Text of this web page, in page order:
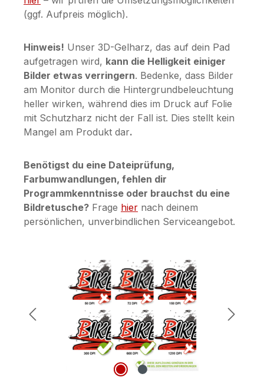
(ggf. Aufpreis möglich).
Hinweis! Unser 3D-Gelharz, das auf dein Pad
aufgetragen wird, kann die Helligkeit einiger
Bilder etwas verringern. Bedenke, dass Bilder
am Monitor durch die Hintergrundbeleuchtung
heller wirken, während dies im Druck auf Folie
mit Schutzharz nicht der Fall ist. Dies stellt kein
Mangel am Produkt dar.
Benötigst du eine Dateiprüfung,
Farbumwandlungen, fehlen dir
Programmkenntnisse oder brauchst du eine
Bildretusche? Frage hier nach deinem
persönlichen, unverbindlichen Serviceangebot.